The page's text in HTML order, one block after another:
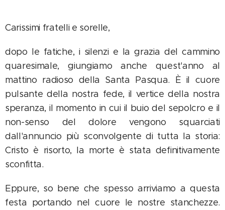
Carissimi fratelli e sorelle,
dopo le fatiche, i silenzi e la grazia del cammino
quaresimale, giungiamo anche quest'anno al
mattino radioso della Santa Pasqua. È il cuore
pulsante della nostra fede, il vertice della nostra
speranza, il momento in cui il buio del sepolcro e il
non-senso del dolore vengono squarciati
dall'annuncio più sconvolgente di tutta la storia:
Cristo è risorto, la morte è stata definitivamente
sconfitta.
Eppure, so bene che spesso arriviamo a questa
festa portando nel cuore le nostre stanchezze.